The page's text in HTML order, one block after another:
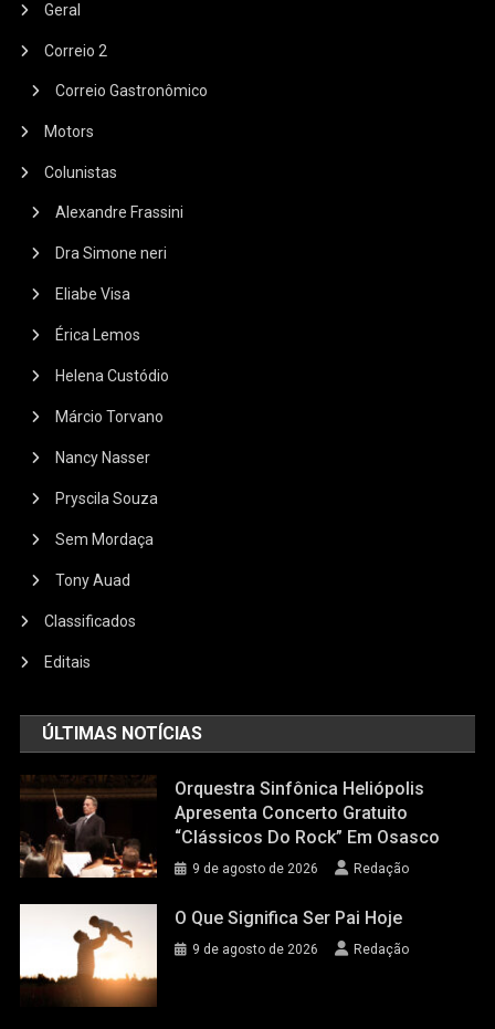
Geral
Correio 2
Correio Gastronômico
Motors
Colunistas
Alexandre Frassini
Dra Simone neri
Eliabe Visa
Érica Lemos
Helena Custódio
Márcio Torvano
Nancy Nasser
Pryscila Souza
Sem Mordaça
Tony Auad
Classificados
Editais
ÚLTIMAS NOTÍCIAS
Orquestra Sinfônica Heliópolis
Apresenta Concerto Gratuito
“Clássicos Do Rock” Em Osasco
9 de agosto de 2026 Redação
O Que Significa Ser Pai Hoje
9 de agosto de 2026 Redação